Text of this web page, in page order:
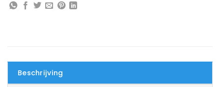
Beschrijving